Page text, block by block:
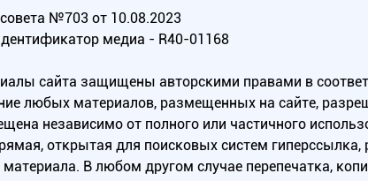
№703 от 10.08.2023
медиа - R40-01168
сайта защищены авторскими правами в
любых материалов, размещенных на сайте,
независимо от полного или частичного
открытая для поисковых систем
В любом другом случае перепечатка,